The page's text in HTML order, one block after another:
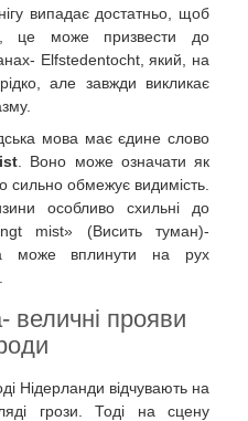
випадає достатньо, щоб
це може призвести до
Elfstedentocht, який, на
але завжди викликає
мова має єдине слово
. Воно може означати як
сильно обмежує видимість.
особливо схильні до
mist» (Висить туман)-
може вплинути на рух
величні прояви
Нідерланди відчувають на
грози. Тоді на сцену